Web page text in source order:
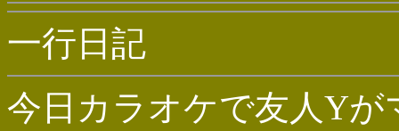
一行日記
今日カラオケで友人Y